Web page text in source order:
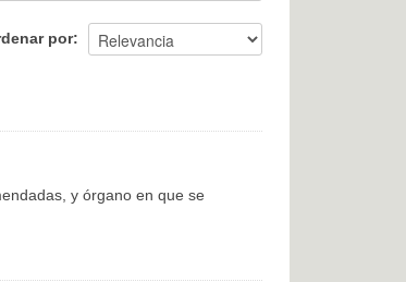
por
y órgano en que se